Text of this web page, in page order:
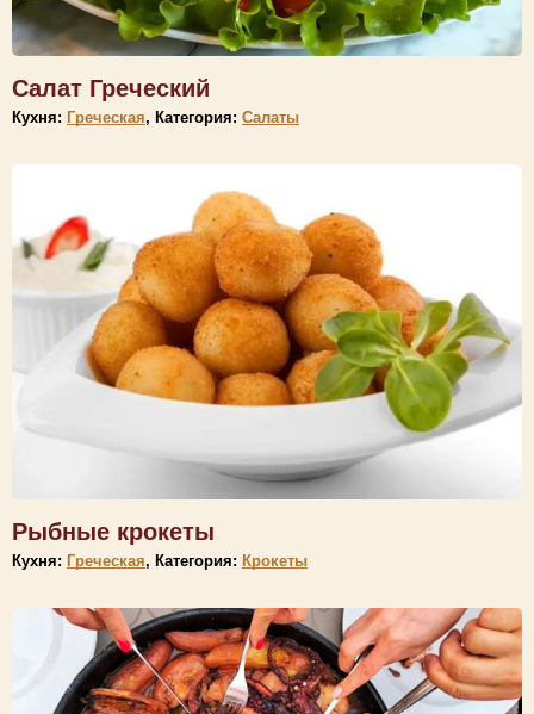
Салат Греческий
Кухня: Греческая, Категория: Салаты
Рыбные крокеты
Кухня: Греческая, Категория: Крокеты